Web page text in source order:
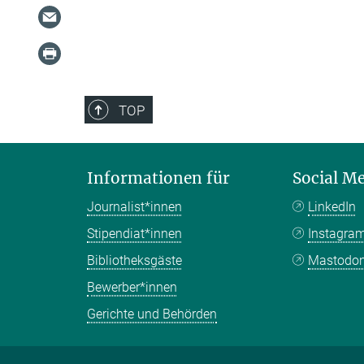
TOP
Informationen für
Journalist*innen
Stipendiat*innen
Bibliotheksgäste
Bewerber*innen
Gerichte und Behörden
Social
LinkedIn